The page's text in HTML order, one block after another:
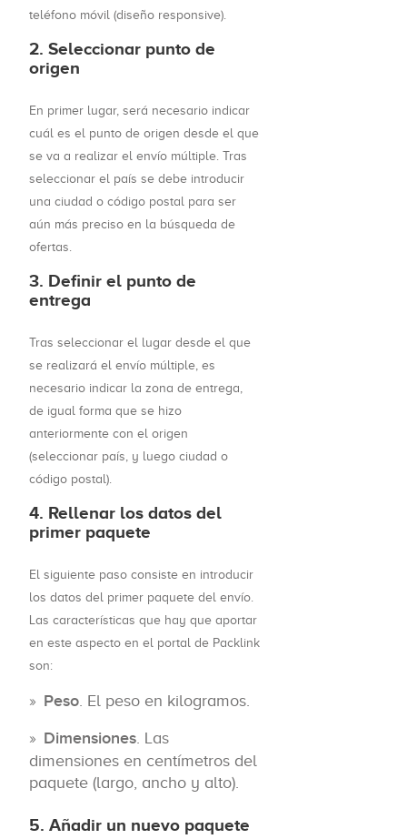
teléfono móvil (diseño responsive).
2. Seleccionar punto de
origen
En primer lugar, será necesario indicar
cuál es el punto de origen desde el que
se va a realizar el envío múltiple. Tras
seleccionar el país se debe introducir
una ciudad o código postal para ser
aún más preciso en la búsqueda de
ofertas.
3. Definir el punto de
entrega
Tras seleccionar el lugar desde el que
se realizará el envío múltiple, es
necesario indicar la zona de entrega,
de igual forma que se hizo
anteriormente con el origen
(seleccionar país, y luego ciudad o
código postal).
4. Rellenar los datos del
primer paquete
El siguiente paso consiste en introducir
los datos del primer paquete del envío.
Las características que hay que aportar
en este aspecto en el portal de Packlink
son:
Peso . El peso en kilogramos.
Dimensiones . Las
dimensiones en centímetros del
paquete (largo, ancho y alto).
5. Añadir un nuevo paquete